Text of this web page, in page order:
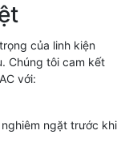
của linh kiện
Chúng tôi cam kết
với:
ngặt trước khi